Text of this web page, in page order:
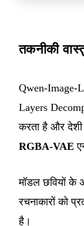
तकनीकी
Qwen-Image-
Layers
करता है और
RGBA-VAE
मॉडल छवियों के
रचनाकारों को
है।